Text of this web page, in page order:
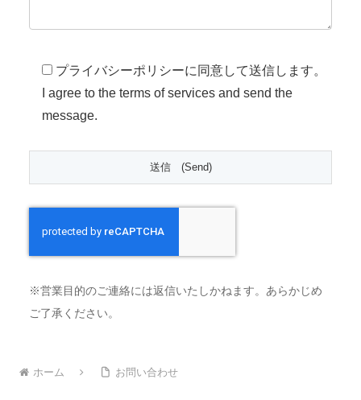
プライバシーポリシーに同意して送信します。
I agree to the terms of services and send the
message.
※営業目的のご連絡には返信いたしかねます。あらかじめ
ご了承ください。
ホーム お問い合わせ